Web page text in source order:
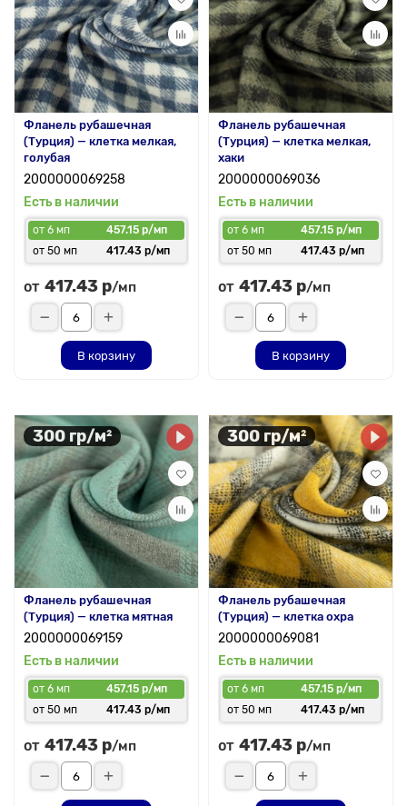
Фланель рубашечная
(Турция) — клетка мелкая,
голубая
2000000069258
Есть в наличии
от 6 мп
457.15 р/мп
от 50 мп
417.43 р/мп
от 417.43 р/мп
В корзину
Фланель рубашечная
(Турция) — клетка мелкая,
хаки
2000000069036
Есть в наличии
от 6 мп
457.15 р/мп
от 50 мп
417.43 р/мп
от 417.43 р/мп
В корзину
300 гр/м²
Фланель рубашечная
(Турция) — клетка мятная
2000000069159
Есть в наличии
от 6 мп
457.15 р/мп
от 50 мп
417.43 р/мп
от 417.43 р/мп
300 гр/м²
Фланель рубашечная
(Турция) — клетка охра
2000000069081
Есть в наличии
от 6 мп
457.15 р/мп
от 50 мп
417.43 р/мп
от 417.43 р/мп